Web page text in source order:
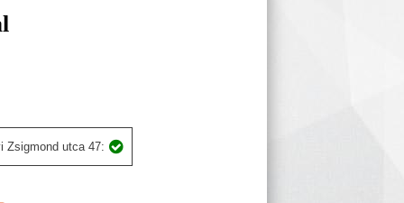
Zsigmond utca 47: